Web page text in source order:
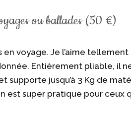
ou ballades (50 €)
voyage. Je l’aime tellement
Entièrement pliable, il
jusqu’à 3 Kg de
est super pratique pour ceux